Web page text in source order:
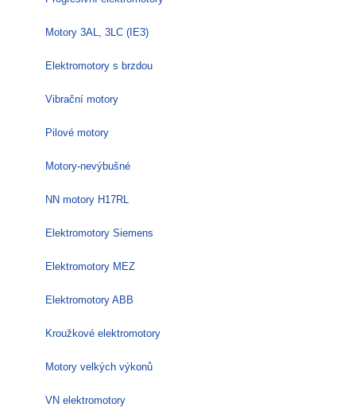
Motory 3AL, 3LC (IE3)
Elektromotory s brzdou
Vibrační motory
Pilové motory
Motory-nevýbušné
NN motory H17RL
Elektromotory Siemens
Elektromotory MEZ
Elektromotory ABB
Kroužkové elektromotory
Motory velkých výkonů
VN elektromotory